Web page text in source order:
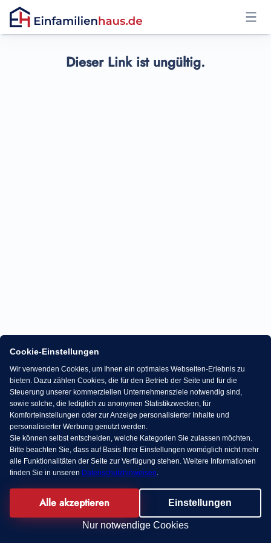
Dieser Link ist ungültig.
Cookie-Einstellungen
Wir verwenden Cookies, um Ihnen ein optimales Webseiten-Erlebnis zu
bieten. Dazu zählen Cookies, die für den Betrieb der Seite und für die
Steuerung unserer kommerziellen Unternehmensziele notwendig sind,
sowie solche, die lediglich zu anonymen Statistikzwecken, für
Komforteinstellungen oder zur Anzeige personalisierter Inhalte und
personalisierter Werbung genutzt werden.
Sie können selbst entscheiden, welche Kategorien Sie zulassen möchten.
Bitte beachten Sie, dass auf Basis Ihrer Einstellungen womöglich nicht mehr
alle Funktionalitäten der Seite zur Verfügung stehen. Weitere Informationen
finden Sie in unseren Datenschutzhinweisen.
Alle akzeptieren Einstellungen
Nur notwendige Cookies